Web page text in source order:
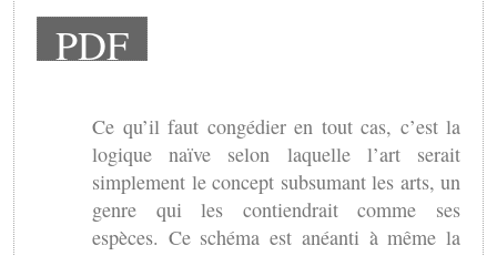
PDF
Ce qu’il faut congédier en tout cas, c’est la
logique naïve selon laquelle l’art serait
simplement le concept subsumant les arts, un
genre qui les contiendrait comme ses
espèces. Ce schéma est anéanti à même la